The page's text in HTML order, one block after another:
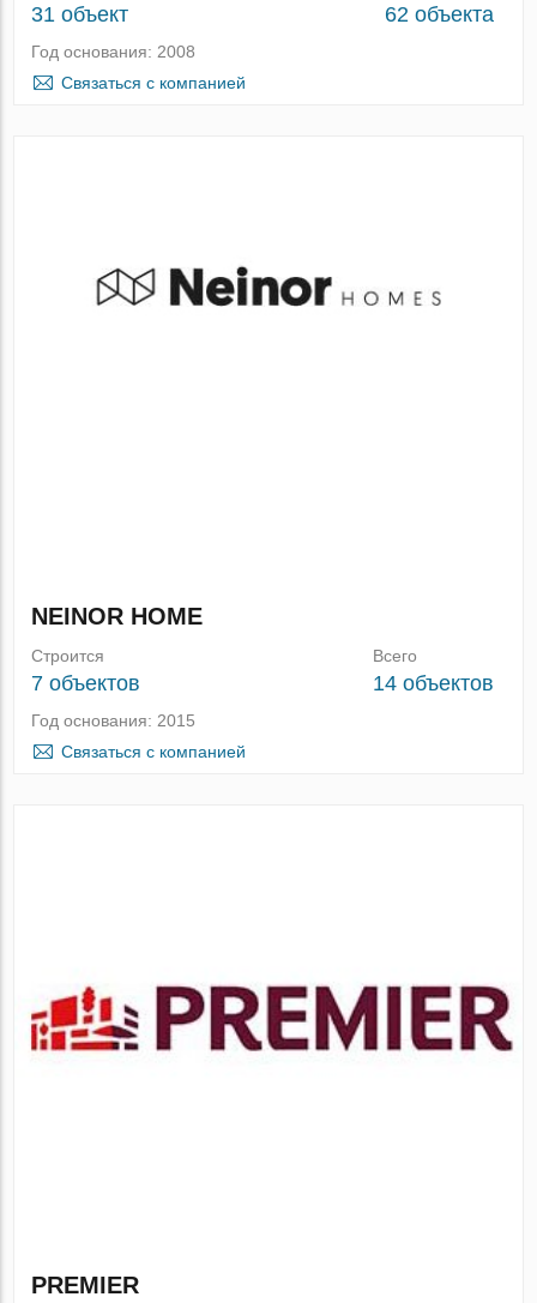
31 объект 62 объекта
Год основания: 2008
Связаться с компанией
NEINOR HOME
Строится
7 объектов
Всего
14 объектов
Год основания: 2015
Связаться с компанией
PREMIER